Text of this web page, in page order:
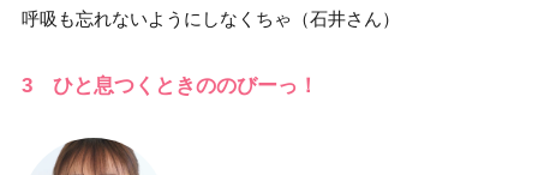
呼吸も忘れないようにしなくちゃ（石井さん）
3 ひと息つくときののびーっ！